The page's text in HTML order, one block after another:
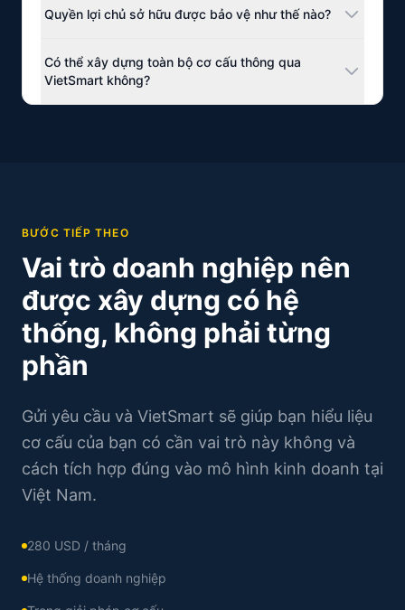
hạn, quyền kiểm soát của chủ sở hữu và logic vận
Quyền lợi chủ sở hữu được bảo vệ như thế nào?
trò, ranh giới và cơ chế kiểm soát được xác định
trước.
Có thể xây dựng toàn bộ cơ cấu thông qua
VietSmart không?
BƯỚC TIẾP THEO
Vai trò doanh nghiệp nên
được xây dựng có hệ
thống, không phải từng
phần
Gửi yêu cầu và VietSmart sẽ giúp bạn hiểu liệu
cơ cấu của bạn có cần vai trò này không và
cách tích hợp đúng vào mô hình kinh doanh tại
Việt Nam.
280 USD / tháng
Hệ thống doanh nghiệp